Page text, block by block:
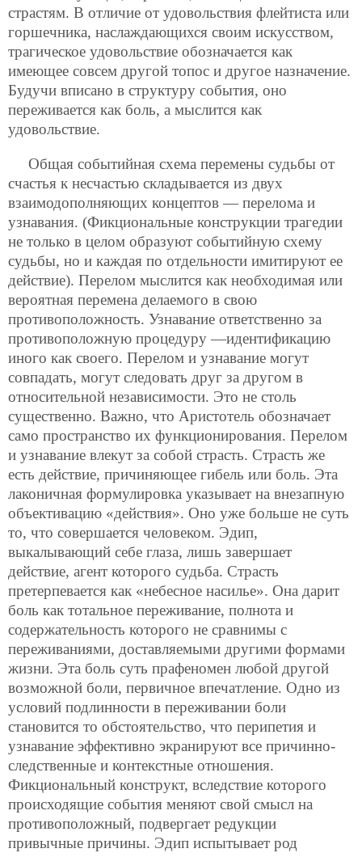
страстям. В отличие от удовольствия флейтиста или
горшечника, наслаждающихся своим искусством,
трагическое удовольствие обозначается как
имеющее совсем другой топос и другое назначение.
Будучи вписано в структуру события, оно
переживается как боль, а мыслится как
удовольствие.
Общая событийная схема перемены судьбы от
счастья к несчастью складывается из двух
взаимодополняющих концептов — перелома и
узнавания. (Фикциональные конструкции трагедии
не только в целом образуют событийную схему
судьбы, но и каждая по отдельности имитируют ее
действие). Перелом мыслится как необходимая или
вероятная перемена делаемого в свою
противоположность. Узнавание ответственно за
противоположную процедуру —идентификацию
иного как своего. Перелом и узнавание могут
совпадать, могут следовать друг за другом в
относительной независимости. Это не столь
существенно. Важно, что Аристотель обозначает
само пространство их функционирования. Перелом
и узнавание влекут за собой страсть. Страсть же
есть действие, причиняющее гибель или боль. Эта
лаконичная формулировка указывает на внезапную
объективацию «действия». Оно уже больше не суть
то, что совершается человеком. Эдип,
выкалывающий себе глаза, лишь завершает
действие, агент которого судьба. Страсть
претерпевается как «небесное насилье». Она дарит
боль как тотальное переживание, полнота и
содержательность которого не сравнимы с
переживаниями, доставляемыми другими формами
жизни. Эта боль суть прафеномен любой другой
возможной боли, первичное впечатление. Одно из
условий подлинности в переживании боли
становится то обстоятельство, что перипетия и
узнавание эффективно экранируют все причинно-
следственные и контекстные отношения.
Фикциональный конструкт, вследствие которого
происходящие события меняют свой смысл на
противоположный, подвергает редукции
привычные причины. Эдип испытывает род